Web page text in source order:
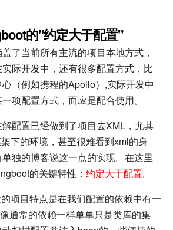
的"约定大于配置"
了当前所有主流的项目本地方式，
际开发中，还有很多配置方式，比
（例如携程的Apollo）,实际开发中
项配置方式，而应是配合使用。
配置已经做到了项目去XML，尤其
下的环境，甚至很难看到xml的身
独的博客说这一点的实现。在这里
的关键特性： 约定大于配置。
项目特点是在我们配置的依赖中有一
通常的依赖一样单单只是类库的集